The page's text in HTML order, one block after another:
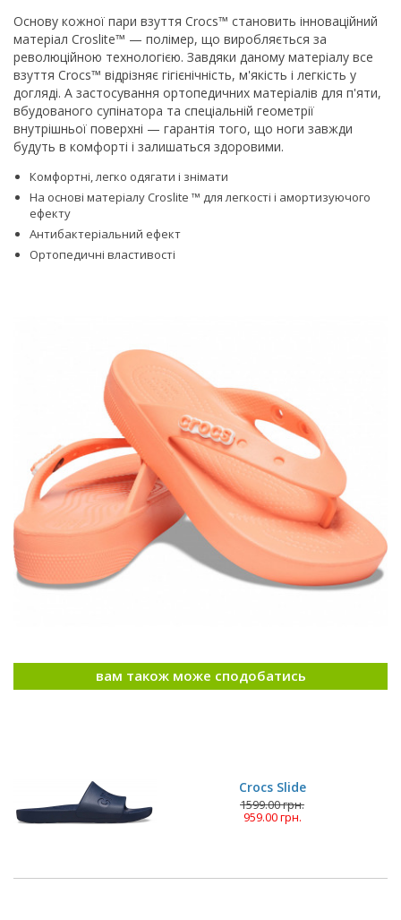
Основу кожної пари взуття Crocs™ становить інноваційний
матеріал Croslite™ — полімер, що виробляється за
революційною технологією. Завдяки даному матеріалу все
взуття Crocs™ відрізняє гігієнічність, м'якість і легкість у
догляді. А застосування ортопедичних матеріалів для п'яти,
вбудованого супінатора та спеціальній геометрії
внутрішньої поверхні — гарантія того, що ноги завжди
будуть в комфорті і залишаться здоровими.
Комфортні, легко одягати і знімати
На основі матеріалу Croslite ™ для легкості і амортизуючого
ефекту
Антибактеріальний ефект
Ортопедичні властивості
вам також може сподобатись
Crocs Slide
1599.00 грн.
959.00 грн.